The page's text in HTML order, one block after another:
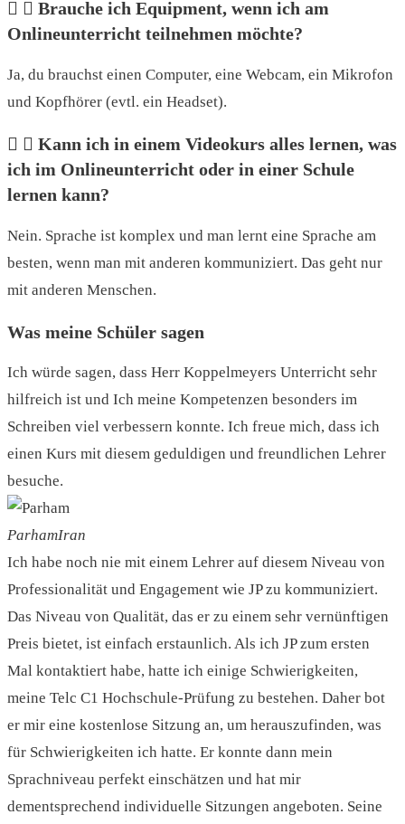
Brauche ich Equipment, wenn ich am
Onlineunterricht teilnehmen möchte?
Ja, du brauchst einen Computer, eine Webcam, ein Mikrofon
und Kopfhörer (evtl. ein Headset).
Kann ich in einem Videokurs alles lernen, was
ich im Onlineunterricht oder in einer Schule
lernen kann?
Nein. Sprache ist komplex und man lernt eine Sprache am
besten, wenn man mit anderen kommuniziert. Das geht nur
mit anderen Menschen.
Was meine Schüler sagen
Ich würde sagen, dass Herr Koppelmeyers Unterricht sehr
hilfreich ist und Ich meine Kompetenzen besonders im
Schreiben viel verbessern konnte. Ich freue mich, dass ich
einen Kurs mit diesem geduldigen und freundlichen Lehrer
besuche.
ParhamIran
Ich habe noch nie mit einem Lehrer auf diesem Niveau von
Professionalität und Engagement wie JP zu kommuniziert.
Das Niveau von Qualität, das er zu einem sehr vernünftigen
Preis bietet, ist einfach erstaunlich. Als ich JP zum ersten
Mal kontaktiert habe, hatte ich einige Schwierigkeiten,
meine Telc C1 Hochschule-Prüfung zu bestehen. Daher bot
er mir eine kostenlose Sitzung an, um herauszufinden, was
für Schwierigkeiten ich hatte. Er konnte dann mein
Sprachniveau perfekt einschätzen und hat mir
dementsprechend individuelle Sitzungen angeboten. Seine